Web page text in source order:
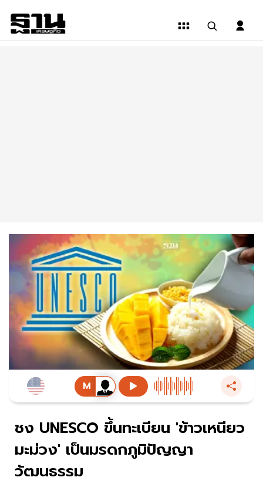
ชง UNESCO ขึ้นทะเบียน 'ข้าวเหนียว
มะม่วง' เป็นมรดกภูมิปัญญา
วัฒนธรรม